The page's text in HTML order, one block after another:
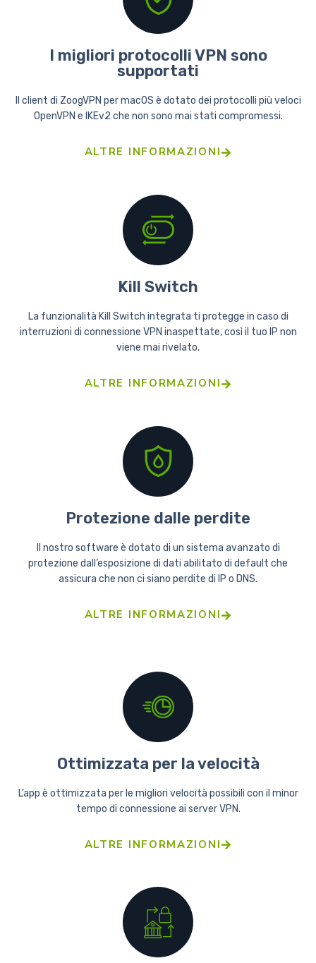
I migliori protocolli VPN sono
supportati
Il client di ZoogVPN per macOS è dotato dei protocolli più veloci
OpenVPN e IKEv2 che non sono mai stati compromessi.
ALTRE INFORMAZIONI
Kill Switch
La funzionalità Kill Switch integrata ti protegge in caso di
interruzioni di connessione VPN inaspettate, così il tuo IP non
viene mai rivelato.
ALTRE INFORMAZIONI
Protezione dalle perdite
Il nostro software è dotato di un sistema avanzato di
protezione dall’esposizione di dati abilitato di default che
assicura che non ci siano perdite di IP o DNS.
ALTRE INFORMAZIONI
Ottimizzata per la velocità
L’app è ottimizzata per le migliori velocità possibili con il minor
tempo di connessione ai server VPN.
ALTRE INFORMAZIONI